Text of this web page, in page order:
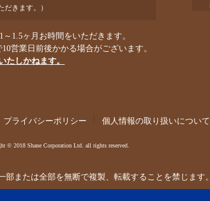
だきます。）
1.5ヶ月お時間をいただきます。
営業日前後かかる場合がございます。
たしかねます。
プライバシーポリシー 個人情報の取り扱いについて
© 2018 Shane Corporation Ltd. all rights reserved.
部または全部を無断で複製、転載することを禁じます。